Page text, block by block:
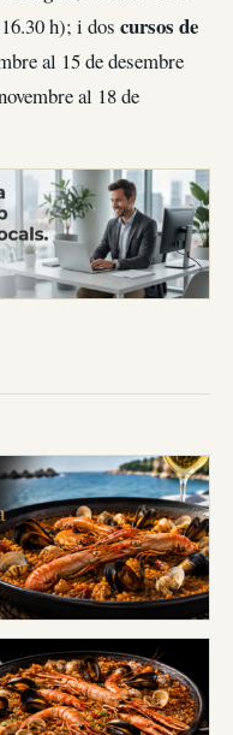
h); i dos cursos de
al 15 de desembre
al 18 de